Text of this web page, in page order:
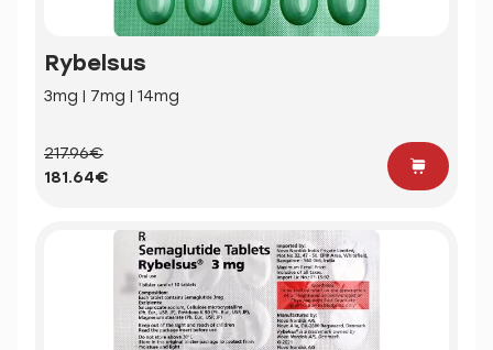
Rybelsus
3mg | 7mg | 14mg
217.96€
181.64€